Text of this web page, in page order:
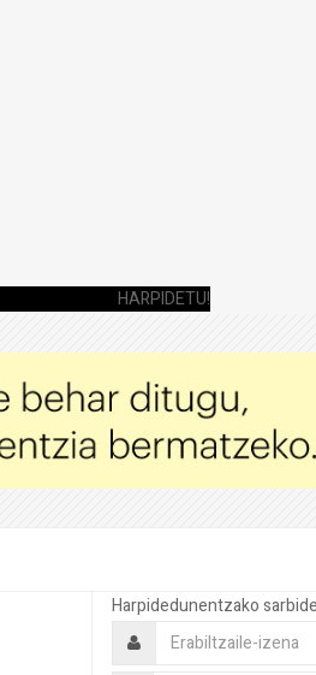
HARPIDETU!
Harpidedunentzako